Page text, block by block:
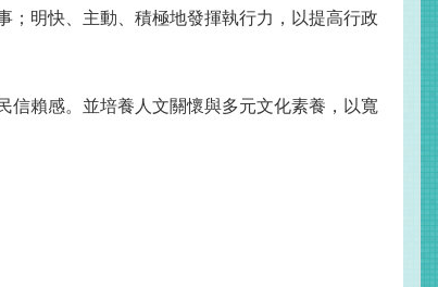
；明快、主動、積極地發揮執行力，以提高行政
信賴感。並培養人文關懷與多元文化素養，以寬